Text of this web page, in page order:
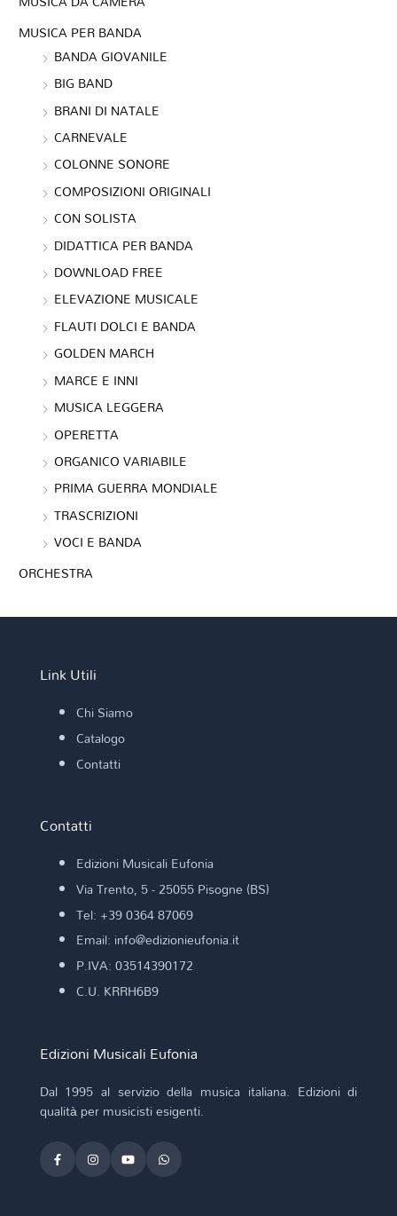
MUSICA PER BANDA
BANDA GIOVANILE
BIG BAND
BRANI DI NATALE
CARNEVALE
COLONNE SONORE
COMPOSIZIONI ORIGINALI
CON SOLISTA
DIDATTICA PER BANDA
DOWNLOAD FREE
ELEVAZIONE MUSICALE
FLAUTI DOLCI E BANDA
GOLDEN MARCH
MARCE E INNI
MUSICA LEGGERA
OPERETTA
ORGANICO VARIABILE
PRIMA GUERRA MONDIALE
TRASCRIZIONI
VOCI E BANDA
ORCHESTRA
Link Utili
Chi Siamo
Catalogo
Contatti
Contatti
Edizioni Musicali Eufonia
Via Trento, 5 - 25055 Pisogne (BS)
Tel: +39 0364 87069
Email: info@edizionieufonia.it
P.IVA: 03514390172
C.U. KRRH6B9
Edizioni Musicali Eufonia
Dal 1995 al servizio della musica italiana. Edizioni di
qualità per musicisti esigenti.